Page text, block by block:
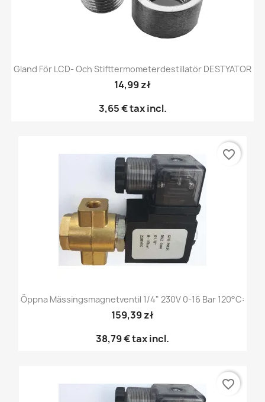
Gland För LCD- Och Stifttermometerdestillatör DESTYATOR
14,99 zł
3,65 €tax incl.
Öppna Mässingsmagnetventil 1/4" 230V 0-16 Bar 120°C:
159,39 zł
38,79 €tax incl.
favorite_border
favorite_border